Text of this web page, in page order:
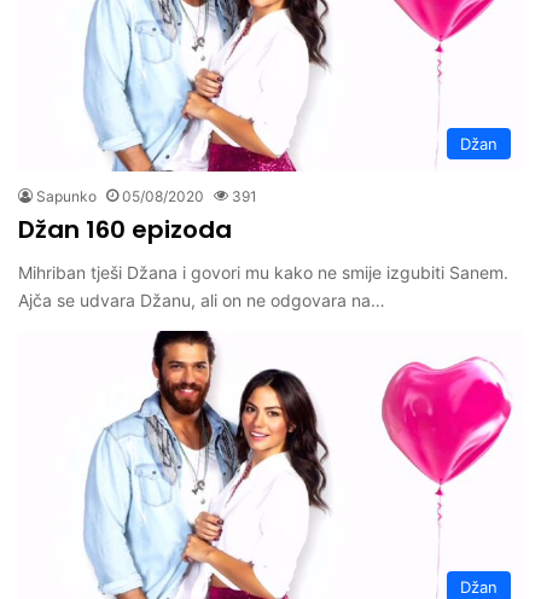
Džan
Sapunko 05/08/2020 391
Džan 160 epizoda
Mihriban tješi Džana i govori mu kako ne smije izgubiti Sanem.
Ajča se udvara Džanu, ali on ne odgovara na…
Džan